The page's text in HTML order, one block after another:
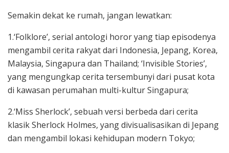
Semakin dekat ke rumah, jangan lewatkan:
1.‘Folklore’, serial antologi horor yang tiap episodenya
mengambil cerita rakyat dari Indonesia, Jepang, Korea,
Malaysia, Singapura dan Thailand; ‘Invisible Stories’,
yang mengungkap cerita tersembunyi dari pusat kota
di kawasan perumahan multi-kultur Singapura;
2.‘Miss Sherlock’, sebuah versi berbeda dari cerita
klasik Sherlock Holmes, yang divisualisasikan di Jepang
dan mengambil lokasi kehidupan modern Tokyo;